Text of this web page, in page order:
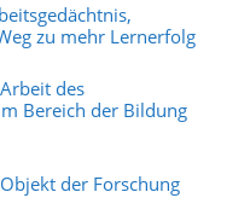
zu mehr Lernerfolg
des
Bereich der Bildung
der Forschung